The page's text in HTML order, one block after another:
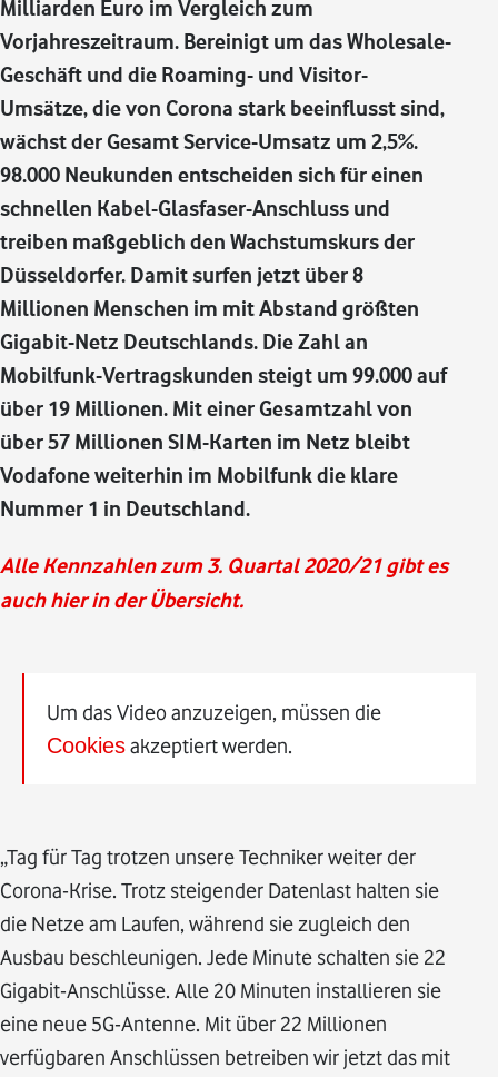
Milliarden Euro im Vergleich zum
Vorjahreszeitraum. Bereinigt um das Wholesale-
Geschäft und die Roaming- und Visitor-
Umsätze, die von Corona stark beeinflusst sind,
wächst der Gesamt Service-Umsatz um 2,5%.
98.000 Neukunden entscheiden sich für einen
schnellen Kabel-Glasfaser-Anschluss und
treiben maßgeblich den Wachstumskurs der
Düsseldorfer. Damit surfen jetzt über 8
Millionen Menschen im mit Abstand größten
Gigabit-Netz Deutschlands. Die Zahl an
Mobilfunk-Vertragskunden steigt um 99.000 auf
über 19 Millionen. Mit einer Gesamtzahl von
über 57 Millionen SIM-Karten im Netz bleibt
Vodafone weiterhin im Mobilfunk die klare
Nummer 1 in Deutschland.
Alle Kennzahlen zum 3. Quartal 2020/21 gibt es
auch hier in der Übersicht.
Um das Video anzuzeigen, müssen die
Cookiesakzeptiert werden.
„Tag für Tag trotzen unsere Techniker weiter der
Corona-Krise. Trotz steigender Datenlast halten sie
die Netze am Laufen, während sie zugleich den
Ausbau beschleunigen. Jede Minute schalten sie 22
Gigabit-Anschlüsse. Alle 20 Minuten installieren sie
eine neue 5G-Antenne. Mit über 22 Millionen
verfügbaren Anschlüssen betreiben wir jetzt das mit